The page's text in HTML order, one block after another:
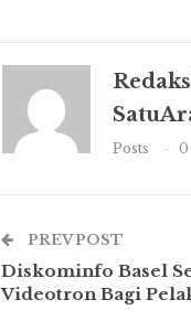
Posts
0
PREV POST
Diskominfo Basel
Videotron Bagi